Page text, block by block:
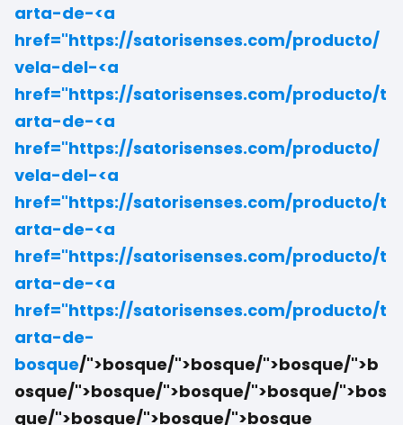
arta-de-<a
href="https://satorisenses.com/producto/
vela-del-<a
href="https://satorisenses.com/producto/t
arta-de-<a
href="https://satorisenses.com/producto/
vela-del-<a
href="https://satorisenses.com/producto/t
arta-de-<a
href="https://satorisenses.com/producto/t
arta-de-<a
href="https://satorisenses.com/producto/t
arta-de-
bosque/">bosque/">bosque/">bosque/">b
osque/">bosque/">bosque/">bosque/">bos
que/">bosque/">bosque/">bosque